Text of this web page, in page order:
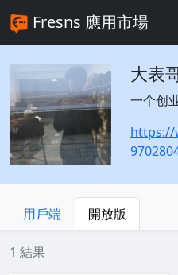
Fresns 應用市場
大表
一个创
https://
用戶端 開放版
1 結果